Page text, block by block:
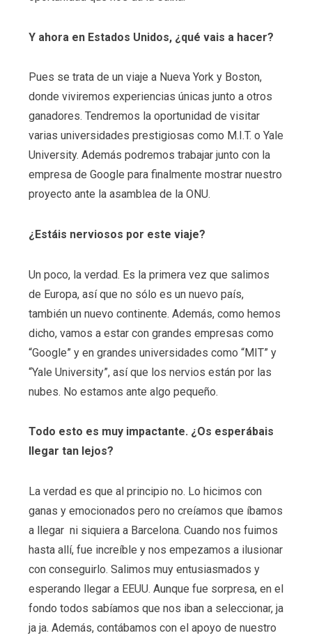
Y ahora en Estados Unidos, ¿qué vais a hacer?
Pues se trata de un viaje a Nueva York y Boston,
donde viviremos experiencias únicas junto a otros
ganadores. Tendremos la oportunidad de visitar
varias universidades prestigiosas como M.I.T. o Yale
University. Además podremos trabajar junto con la
empresa de Google para finalmente mostrar nuestro
proyecto ante la asamblea de la ONU.
¿Estáis nerviosos por este viaje?
Un poco, la verdad. Es la primera vez que salimos
de Europa, así que no sólo es un nuevo país,
también un nuevo continente. Además, como hemos
dicho, vamos a estar con grandes empresas como
“Google” y en grandes universidades como “MIT” y
“Yale University”, así que los nervios están por las
nubes. No estamos ante algo pequeño.
Todo esto es muy impactante. ¿Os esperábais
llegar tan lejos?
La verdad es que al principio no. Lo hicimos con
ganas y emocionados pero no creíamos que íbamos
a llegar ni siquiera a Barcelona. Cuando nos fuimos
hasta allí, fue increíble y nos empezamos a ilusionar
con conseguirlo. Salimos muy entusiasmados y
esperando llegar a EEUU. Aunque fue sorpresa, en el
fondo todos sabíamos que nos iban a seleccionar, ja
ja ja. Además, contábamos con el apoyo de nuestro